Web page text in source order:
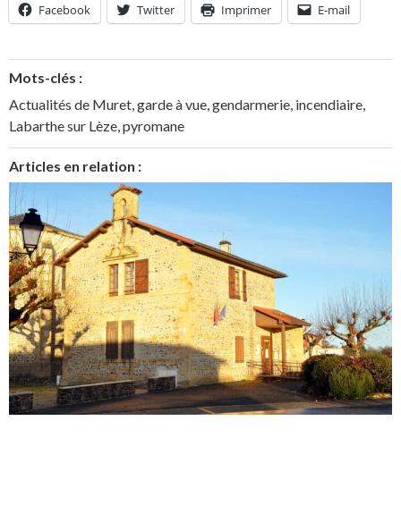
Facebook Twitter Imprimer E-mail
Mots-clés :
Actualités de Muret garde à vue gendarmerie incendiaire
Labarthe sur Lèze pyromane
Articles en relation :